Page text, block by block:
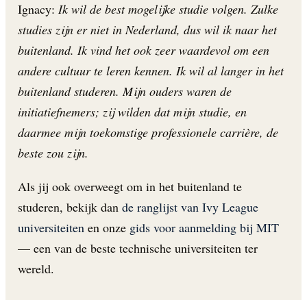
Ignacy: Ik wil de best mogelijke studie volgen. Zulke
studies zijn er niet in Nederland, dus wil ik naar het
buitenland. Ik vind het ook zeer waardevol om een
andere cultuur te leren kennen. Ik wil al langer in het
buitenland studeren. Mijn ouders waren de
initiatiefnemers; zij wilden dat mijn studie, en
daarmee mijn toekomstige professionele carrière, de
beste zou zijn.
Als jij ook overweegt om in het buitenland te
studeren, bekijk dan de ranglijst van Ivy League
universiteiten en onze gids voor aanmelding bij MIT
— een van de beste technische universiteiten ter
wereld.